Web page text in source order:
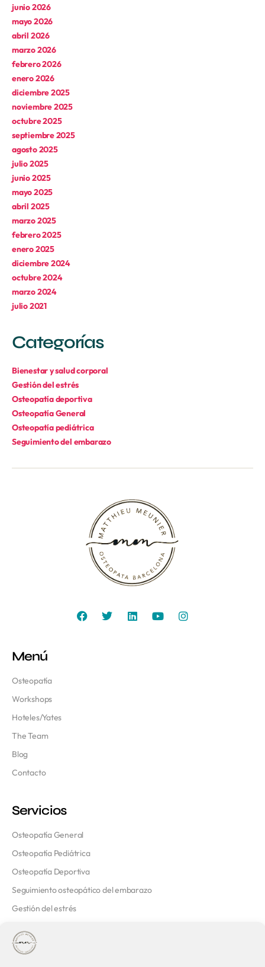
junio 2026
mayo 2026
abril 2026
marzo 2026
febrero 2026
enero 2026
diciembre 2025
noviembre 2025
octubre 2025
septiembre 2025
agosto 2025
julio 2025
junio 2025
mayo 2025
abril 2025
marzo 2025
febrero 2025
enero 2025
diciembre 2024
octubre 2024
marzo 2024
julio 2021
Categorías
Bienestar y salud corporal
Gestión del estrés
Osteopatía deportiva
Osteopatía General
Osteopatía pediátrica
Seguimiento del embarazo
Menú
Osteopatía
Workshops
Hoteles/Yates
The Team
Blog
Contacto
Servicios
Osteopatía General
Osteopatía Pediátrica
Osteopatía Deportiva
Seguimiento osteopático del embarazo
Gestión del estrés
Contacto